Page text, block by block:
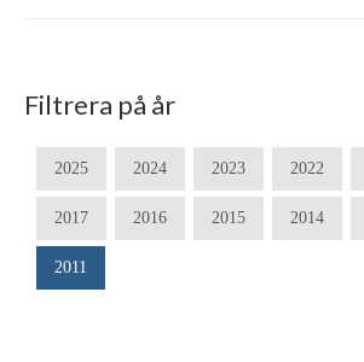
Filtrera på år
2025 2024 2023 2022
2017 2016 2015 2014
2011